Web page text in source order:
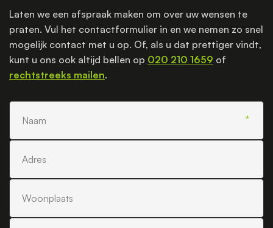
Laten we een afspraak maken om over uw wensen te
praten. Vul het contactformulier in en we nemen zo snel
mogelijk contact met u op. Of, als u dat prettiger vindt,
kunt u ons ook altijd bellen op 020 210 1659 of
rechtstreeks mailen.
Naam
Adres
Woonplaats
Telefoonnummer